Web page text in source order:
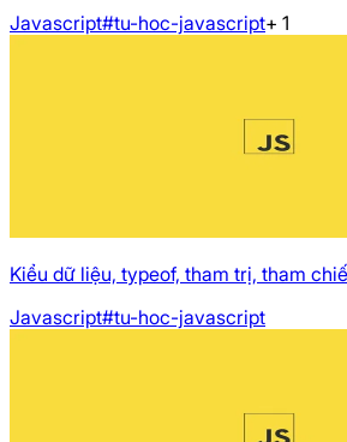
Javascript#tu-hoc-javascript+ 1
Kiểu dữ liệu, typeof, tham trị, tham
Javascript#tu-hoc-javascript